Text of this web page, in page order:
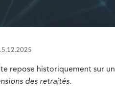
repose historiquement sur
des retraités.